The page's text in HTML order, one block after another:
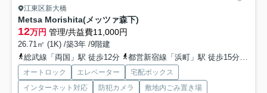
江東区新大橋
Metsa Morishita(メッツァ森下)
12万円 管理/共益費11,000円
26.71㎡ (1K) /築3年 /9階建
総武線「両国」駅 徒歩12分
都営新宿線「浜町」駅 徒歩15分
オートロック エレベーター
宅配ボックス
インターネット対応
防犯カメラ 敷地内ごみ置き場